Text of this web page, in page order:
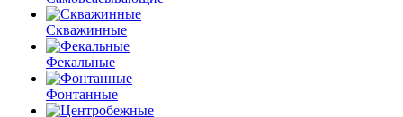
Скважинные
Фекальные
Фонтанные